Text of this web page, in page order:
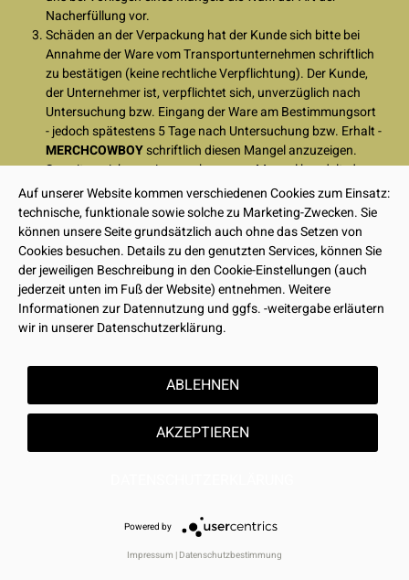
Nacherfüllung vor.
Schäden an der Verpackung hat der Kunde sich bitte bei
Annahme der Ware vom Transportunternehmen schriftlich
zu bestätigen (keine rechtliche Verpflichtung). Der Kunde,
der Unternehmer ist, verpflichtet sich, unverzüglich nach
Untersuchung bzw. Eingang der Ware am Bestimmungsort
- jedoch spätestens 5 Tage nach Untersuchung bzw. Erhalt -
MERCHCOWBOYschriftlich diesen Mangel anzuzeigen.
Soweit es sich um einen verborgenen Mangel handelt, der
bei der Lieferung nicht erkennbar war, so hat die schriftliche
Anzeige unverzüglich nach der Entdeckung - spätestens
jedoch innerhalb von 5 Tagen nach Entdeckung - zu
erfolgen. Der bemängelte Gegenstand ist sorgfältig und
möglichst original verpackt (keine rechtliche Verpflichtung)
an uns zur Überprüfung zu übersenden.
Sämtliche Bilder, die für die Online-Warenpräsentation der
MERCHCOWBOY-Online-Shops genutzt werden, sind
nicht in jedem Fall naturgetreu dar, sondern dienen der
Veranschaulichung. Maßgeblich ist die Beschreibung der
Produkte.
Die Gewährleistungsfrist beträgt für Kunden, die
Verbraucher sind, 2 Jahre ab Erhalt der Ware, bei
Unternehmern 1 Jahr ab Eingang der Ware.
Auf unserer Website kommen verschiedenen Cookies zum Einsatz:
technische, funktionale sowie solche zu Marketing-Zwecken. Sie
können unsere Seite grundsätzlich auch ohne das Setzen von
Cookies besuchen. Details zu den genutzten Services, können Sie
der jeweiligen Beschreibung in den Cookie-Einstellungen (auch
jederzeit unten im Fuß der Website) entnehmen. Weitere
Informationen zur Datennutzung und ggfs. -weitergabe erläutern
wir in unserer Datenschutzerklärung.
ABLEHNEN
AKZEPTIEREN
Powered by
Impressum | Datenschutzbestimmung